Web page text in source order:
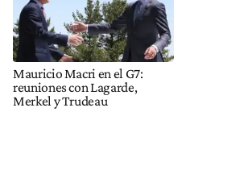
Mauricio Macri en el G7:
reuniones con Lagarde,
Merkel y Trudeau